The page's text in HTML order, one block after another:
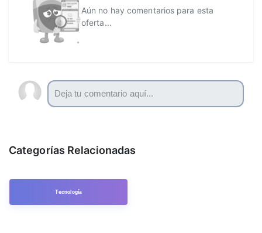
Aún no hay comentarios para esta
oferta...
Categorías Relacionadas
Tecnología